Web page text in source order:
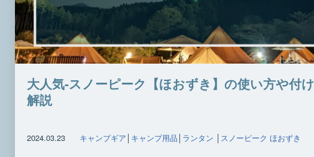
大人気‐スノーピーク【ほおずき】の使い方や付
解説
2024.03.23 キャンプギア │ キャンプ用品 │ ランタン │ スノーピーク ほおずき